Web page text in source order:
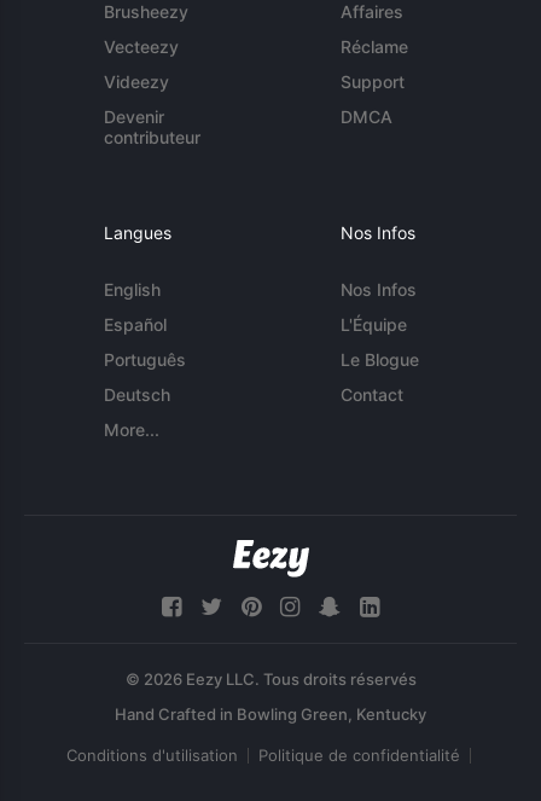
Brusheezy
Vecteezy
Videezy
Devenir
contributeur
Affaires
Réclame
Support
DMCA
Langues
English
Español
Português
Deutsch
More...
Nos Infos
Nos Infos
L'Équipe
Le Blogue
Contact
© 2026 Eezy LLC. Tous droits réservés
Conditions d'utilisation Politique de confidentialité